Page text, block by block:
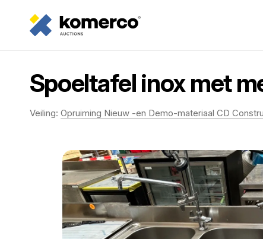
Spoeltafel inox met
Veiling: Opruiming Nieuw -en Demo-materiaal CD